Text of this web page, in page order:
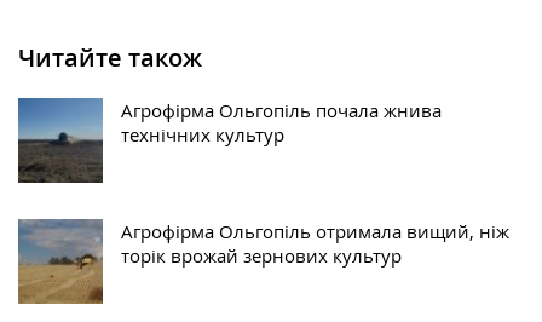
Читайте також
Агрофірма Ольгопіль почала жнива
технічних культур
Агрофірма Ольгопіль отримала вищий, ніж
торік врожай зернових культур